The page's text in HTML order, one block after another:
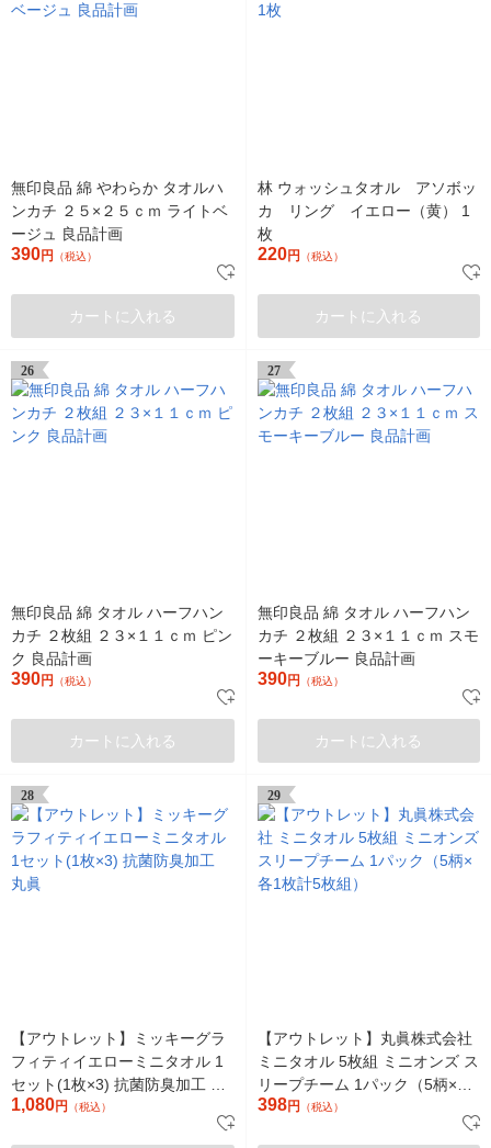
無印良品 綿 やわらか タオルハ
ンカチ ２５×２５ｃｍ ライトベ
ージュ 良品計画
390円 （税込）
カートに入れる
林 ウォッシュタオル アソボッ
カ リング イエロー（黄） 1
枚
220円 （税込）
カートに入れる
26
無印良品 綿 タオル ハーフハン
カチ ２枚組 ２３×１１ｃｍ ピン
ク 良品計画
390円 （税込）
カートに入れる
27
無印良品 綿 タオル ハーフハン
カチ ２枚組 ２３×１１ｃｍ スモ
ーキーブルー 良品計画
390円 （税込）
カートに入れる
28
【アウトレット】ミッキーグラ
フィティイエローミニタオル 1
セット(1枚×3) 抗菌防臭加工 丸
眞
1,080円 （税込）
29
【アウトレット】丸眞株式会社
ミニタオル 5枚組 ミニオンズ ス
リープチーム 1パック（5柄×各
1枚計5枚組）
398円 （税込）